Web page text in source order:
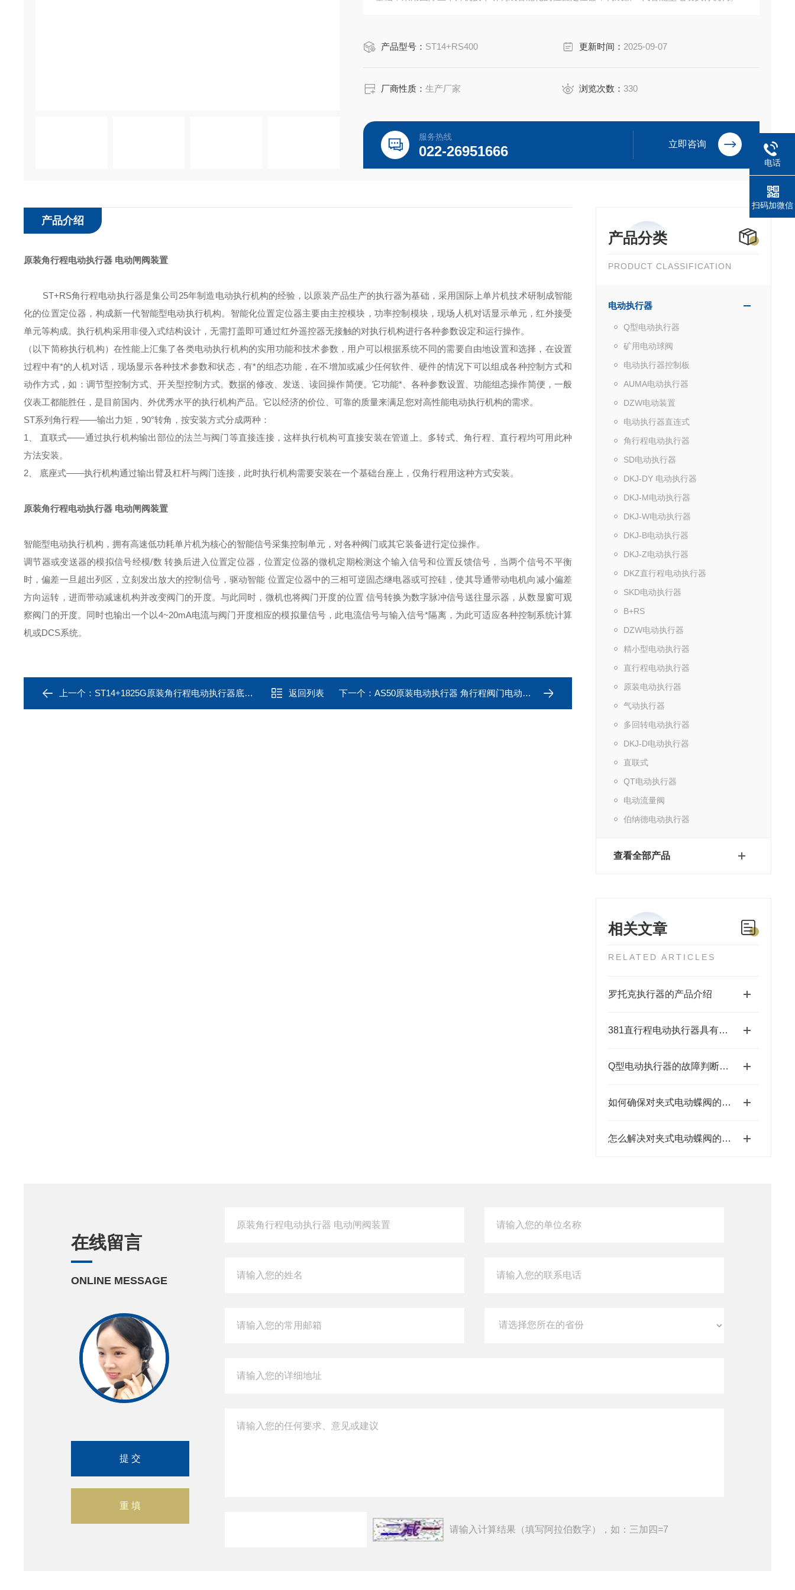
产品型号： ST14+RS400 更新时间： 2025-09-07
厂商性质：生产厂家 浏览次数：330
服务热线
022-26951666 立即咨询
产品分类
PRODUCT CLASSIFICATION
电动执行器
Q型电动执行器
矿用电动球阀
电动执行器控制板
AUMA电动执行器
DZW电动装置
电动执行器直连式
角行程电动执行器
SD电动执行器
DKJ-DY 电动执行器
DKJ-M电动执行器
DKJ-W电动执行器
DKJ-B电动执行器
DKJ-Z电动执行器
DKZ直行程电动执行器
SKD电动执行器
B+RS
DZW电动执行器
精小型电动执行器
直行程电动执行器
原装电动执行器
气动执行器
多回转电动执行器
DKJ-D电动执行器
直联式
QT电动执行器
电动流量阀
伯纳德电动执行器
查看全部产品
相关文章
RELATED ARTICLES
罗托克执行器的产品介绍
381直行程电动执行器具有结构紧凑、响应速度快等特点
Q型电动执行器的故障判断和维护保养方法
如何确保对夹式电动蝶阀的正常运行和延长使用寿命
怎么解决对夹式电动蝶阀的故障问题
产品介绍
原装角行程电动执行器 电动闸阀装置
ST+RS角行程电动执行器是集公司25年制造电动执行机构的经验，以原装产品生产的执行器为基础，采用国际上单片机技术研制成智能
化的位置定位器，构成新一代智能型电动执行机构。智能化位置定位器主要由主控模块，功率控制模块，现场人机对话显示单元，红外接受
单元等构成。执行机构采用非侵入式结构设计，无需打盖即可通过红外遥控器无接触的对执行机构进行各种参数设定和运行操作。
（以下简称执行机构）在性能上汇集了各类电动执行机构的实用功能和技术参数，用户可以根据系统不同的需要自由地设置和选择，在设置
过程中有*的人机对话，现场显示各种技术参数和状态，有*的组态功能，在不增加或减少任何软件、硬件的情况下可以组成各种控制方式和
动作方式，如：调节型控制方式、开关型控制方式。数据的修改、发送、读回操作简便。它功能*、各种参数设置、功能组态操作简便，一般
仪表工都能胜任，是目前国内、外优秀水平的执行机构产品。它以经济的价位、可靠的质量来满足您对高性能电动执行机构的需求。
ST系列角行程——输出力矩，90°转角，按安装方式分成两种：
1、 直联式——通过执行机构输出部位的法兰与阀门等直接连接，这样执行机构可直接安装在管道上。多转式、角行程、直行程均可用此种
方法安装。
2、 底座式——执行机构通过输出臂及杠杆与阀门连接，此时执行机构需要安装在一个基础台座上，仅角行程用这种方式安装。
原装角行程电动执行器 电动闸阀装置
智能型电动执行机构，拥有高速低功耗单片机为核心的智能信号采集控制单元，对各种阀门或其它装备进行定位操作。
调节器或变送器的模拟信号经模/数 转换后进入位置定位器，位置定位器的微机定期检测这个输入信号和位置反馈信号，当两个信号不平衡
时，偏差一旦超出列区，立刻发出放大的控制信号，驱动智能 位置定位器中的三相可逆固态继电器或可控硅，使其导通带动电机向减小偏差
方向运转，进而带动减速机构并改变阀门的开度。与此同时，微机也将阀门开度的位置 信号转换为数字脉冲信号送往显示器，从数显窗可观
察阀门的开度。同时也输出一个以4~20mA电流与阀门开度相应的模拟量信号，此电流信号与输入信号*隔离，为此可适应各种控制系统计算
机或DCS系统。
上一个： ST14+1825G原装角行程电动执行器底座式阀门装置 返回列表 下一个： AS50原装电动执行器 角行程阀门电动装置
在线留言
ONLINE MESSAGE
请输入计算结果（填写阿拉伯数字），如：三加四=7
电话
扫码加微信